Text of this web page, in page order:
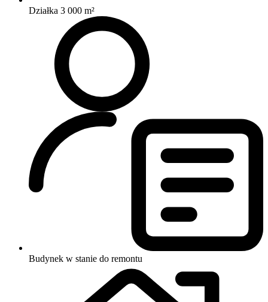
Działka 3 000 m²
Budynek w stanie do remontu